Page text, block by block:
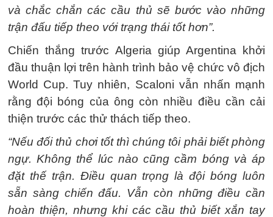
và chắc chắn các cầu thủ sẽ bước vào những
trận đấu tiếp theo với trạng thái tốt hơn”.
Chiến thắng trước Algeria giúp Argentina khởi
đầu thuận lợi trên hành trình bảo vệ chức vô địch
World Cup. Tuy nhiên, Scaloni vẫn nhấn mạnh
rằng đội bóng của ông còn nhiều điều cần cải
thiện trước các thử thách tiếp theo.
“Nếu đối thủ chơi tốt thì chúng tôi phải biết phòng
ngự. Không thể lúc nào cũng cầm bóng và áp
đặt thế trận. Điều quan trọng là đội bóng luôn
sẵn sàng chiến đấu. Vẫn còn những điều cần
hoàn thiện, nhưng khi các cầu thủ biết xắn tay